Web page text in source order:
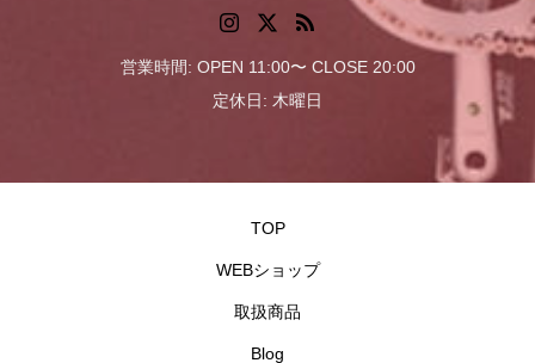
営業時間: OPEN 11:00〜 CLOSE 20:00
定休日: 木曜日
TOP
WEBショップ
取扱商品
Blog